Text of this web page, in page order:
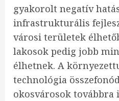
gyakorolt negatív
infrastrukturális
városi területek
lakosok pedig jobb
élhetnek. A
technológia
okosvárosok továbbra